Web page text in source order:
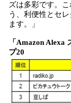
ズは多彩です。
う、利便性とセ
ます。」
「Amazon Alexa
プ20